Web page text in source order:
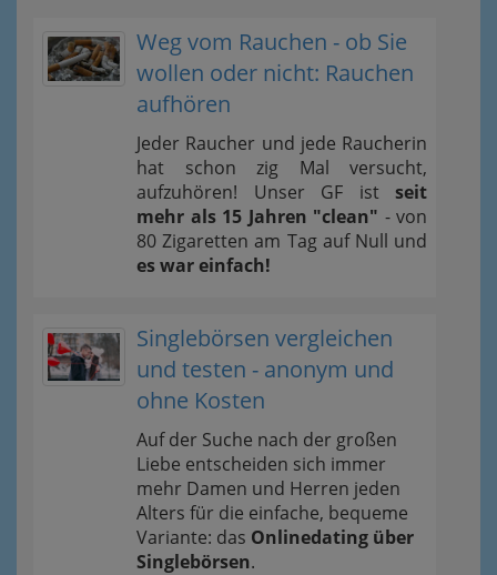
Weg vom Rauchen - ob Sie
wollen oder nicht: Rauchen
aufhören
Jeder Raucher und jede Raucherin
hat schon zig Mal versucht,
aufzuhören! Unser GF ist seit
mehr als 15 Jahren "clean" - von
80 Zigaretten am Tag auf Null und
es war einfach!
Singlebörsen vergleichen
und testen - anonym und
ohne Kosten
Auf der Suche nach der großen
Liebe entscheiden sich immer
mehr Damen und Herren jeden
Alters für die einfache, bequeme
Variante: das Onlinedating über
Singlebörsen.